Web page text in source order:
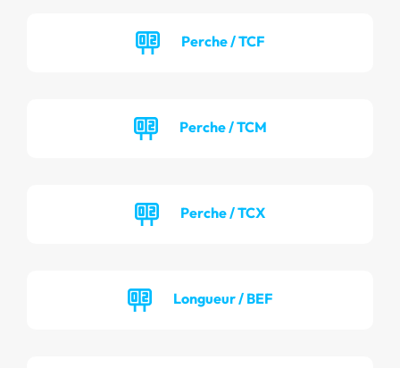
Perche / TCF
Perche / TCM
Perche / TCX
Longueur / BEF